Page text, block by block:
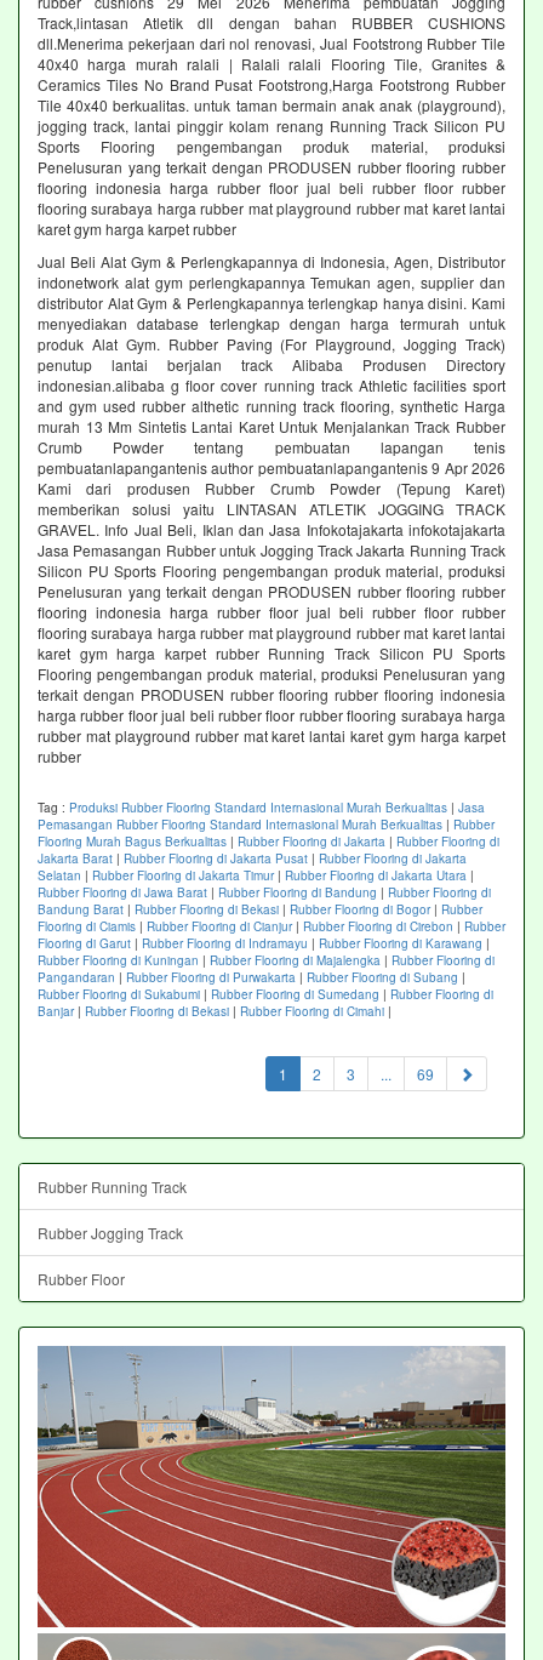
Track,lintasan Atletik dll dengan bahan RUBBER CUSHIONS
dll.Menerima pekerjaan dari nol renovasi, Jual Footstrong Rubber Tile
40x40 harga murah ralali | Ralali ralali Flooring Tile, Granites &
Ceramics Tiles No Brand Pusat Footstrong,Harga Footstrong Rubber
Tile 40x40 berkualitas. untuk taman bermain anak anak (playground),
jogging track, lantai pinggir kolam renang Running Track Silicon PU
Sports Flooring pengembangan produk material, produksi
Penelusuran yang terkait dengan PRODUSEN rubber flooring rubber
flooring indonesia harga rubber floor jual beli rubber floor rubber
flooring surabaya harga rubber mat playground rubber mat karet lantai
karet gym harga karpet rubber
Jual Beli Alat Gym & Perlengkapannya di Indonesia, Agen, Distributor
indonetwork alat gym perlengkapannya Temukan agen, supplier dan
distributor Alat Gym & Perlengkapannya terlengkap hanya disini. Kami
menyediakan database terlengkap dengan harga termurah untuk
produk Alat Gym. Rubber Paving (For Playground, Jogging Track)
penutup lantai berjalan track Alibaba Produsen Directory
indonesian.alibaba g floor cover running track Athletic facilities sport
and gym used rubber althetic running track flooring, synthetic Harga
murah 13 Mm Sintetis Lantai Karet Untuk Menjalankan Track Rubber
Crumb Powder tentang pembuatan lapangan tenis
pembuatanlapangantenis author pembuatanlapangantenis 9 Apr 2026
Kami dari produsen Rubber Crumb Powder (Tepung Karet)
memberikan solusi yaitu LINTASAN ATLETIK JOGGING TRACK
GRAVEL. Info Jual Beli, Iklan dan Jasa Infokotajakarta infokotajakarta
Jasa Pemasangan Rubber untuk Jogging Track Jakarta Running Track
Silicon PU Sports Flooring pengembangan produk material, produksi
Penelusuran yang terkait dengan PRODUSEN rubber flooring rubber
flooring indonesia harga rubber floor jual beli rubber floor rubber
flooring surabaya harga rubber mat playground rubber mat karet lantai
karet gym harga karpet rubber Running Track Silicon PU Sports
Flooring pengembangan produk material, produksi Penelusuran yang
terkait dengan PRODUSEN rubber flooring rubber flooring indonesia
harga rubber floor jual beli rubber floor rubber flooring surabaya harga
rubber mat playground rubber mat karet lantai karet gym harga karpet
rubber
Tag : Produksi Rubber Flooring Standard Internasional Murah Berkualitas | Jasa
Pemasangan Rubber Flooring Standard Internasional Murah Berkualitas | Rubber
Flooring Murah Bagus Berkualitas | Rubber Flooring di Jakarta | Rubber Flooring di
Jakarta Barat | Rubber Flooring di Jakarta Pusat | Rubber Flooring di Jakarta
Selatan | Rubber Flooring di Jakarta Timur| Rubber Flooring di Jakarta Utara |
Rubber Flooring di Jawa Barat | Rubber Flooring di Bandung | Rubber Flooring di
Bandung Barat | Rubber Flooring di Bekasi | Rubber Flooring di Bogor| Rubber
Flooring di Ciamis | Rubber Flooring di Cianjur| Rubber Flooring di Cirebon | Rubber
Flooring di Garut | Rubber Flooring di Indramayu | Rubber Flooring di Karawang |
Rubber Flooring di Kuningan | Rubber Flooring di Majalengka | Rubber Flooring di
Pangandaran | Rubber Flooring di Purwakarta | Rubber Flooring di Subang |
Rubber Flooring di Sukabumi | Rubber Flooring di Sumedang | Rubber Flooring di
Banjar| Rubber Flooring di Bekasi | Rubber Flooring di Cimahi |
1 (current)
2 3 ... 69
Rubber Running Track
Rubber Jogging Track
Rubber Floor